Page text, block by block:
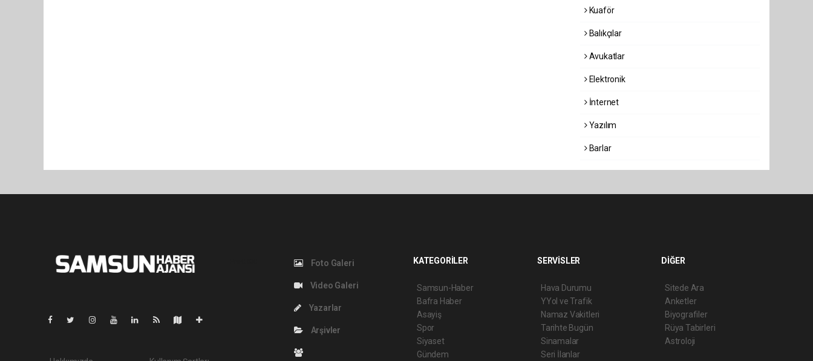
Kuaför
Balıkçılar
Avukatlar
Elektronik
İnternet
Yazılım
Barlar
Foto Galeri
Video Galeri
Yazarlar
Arşivler
KATEGORİLER
Samsun-Haber
Bafra Haber
Asayiş
Spor
Siyaset
Gündem
SERVİSLER
Hava Durumu
YYol ve Trafik
Namaz Vakitleri
Tarihte Bugün
Sinamalar
Seri İlanlar
DİĞER
Sitede Ara
Anketler
Biyografiler
Rüya Tabirleri
Astroloji